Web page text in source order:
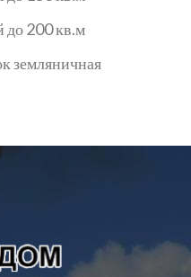
до 200 кв.м
земляничная